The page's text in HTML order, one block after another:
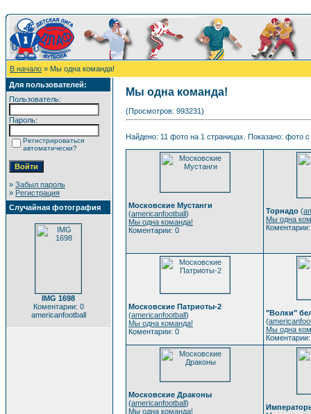
В начало » Мы одна команда!
Для пользователей:
Пользователь:
Пароль:
Регистрироваться
автоматически?
» Забыл пароль
» Регистрация
Случайная фотография
IMG 1698
Коментарии: 0
americanfootball
Мы одна команда!
(Просмотров: 993231)
Найдено: 11 фото на 1 страницах. Показано: фото с
Московские Мустанги
(americanfootball)
Мы одна команда!
Коментарии: 0
Торнадо (
Мы одна
Московские Патриоты-2
(americanfootball)
Мы одна команда!
Коментарии: 0
"Волки"
(
Мы одна
Московские Драконы
(americanfootball)
Мы одна команда!